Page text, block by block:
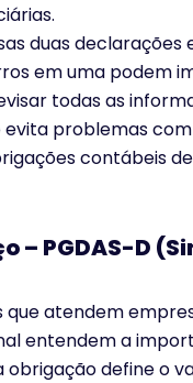
duas declarações
em uma podem
todas as
evita problemas
contábeis
– PGDAS-D
que atendem
entendem a
obrigação define o